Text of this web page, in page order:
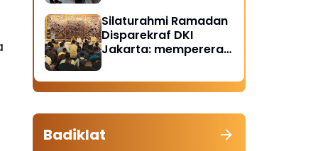
Piatu
Silaturahmi Ramadan
Disparekraf DKI
Jakarta: mempererat
soliditas
Badiklat